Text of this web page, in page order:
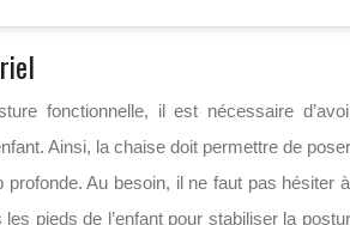
fonctionnelle, il est nécessaire
Ainsi, la chaise doit permettre de
profonde. Au besoin, il ne faut pas hésiter
pieds de l’enfant pour stabiliser la